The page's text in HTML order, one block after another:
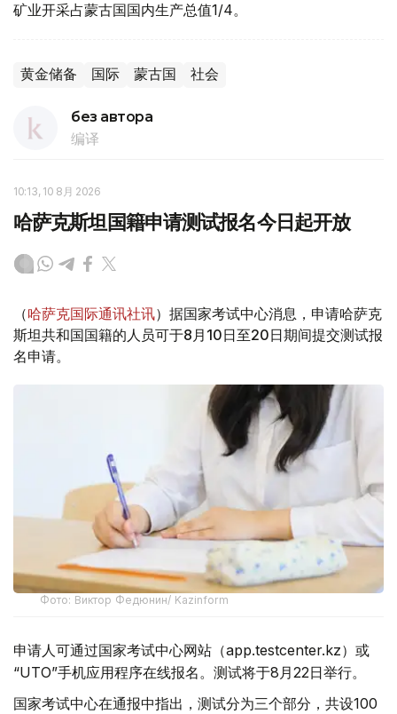
矿业开采占蒙古国国内生产总值1/4。
黄金储备 国际 蒙古国 社会
без автора
编译
10:13, 10 8月 2026
哈萨克斯坦国籍申请测试报名今日起开放
（哈萨克国际通讯社讯）据国家考试中心消息，申请哈萨克
斯坦共和国国籍的人员可于8月10日至20日期间提交测试报
名申请。
Фото: Виктор Федюнин/ Kazinform
申请人可通过国家考试中心网站（app.testcenter.kz）或
“UTO”手机应用程序在线报名。测试将于8月22日举行。
国家考试中心在通报中指出，测试分为三个部分，共设100